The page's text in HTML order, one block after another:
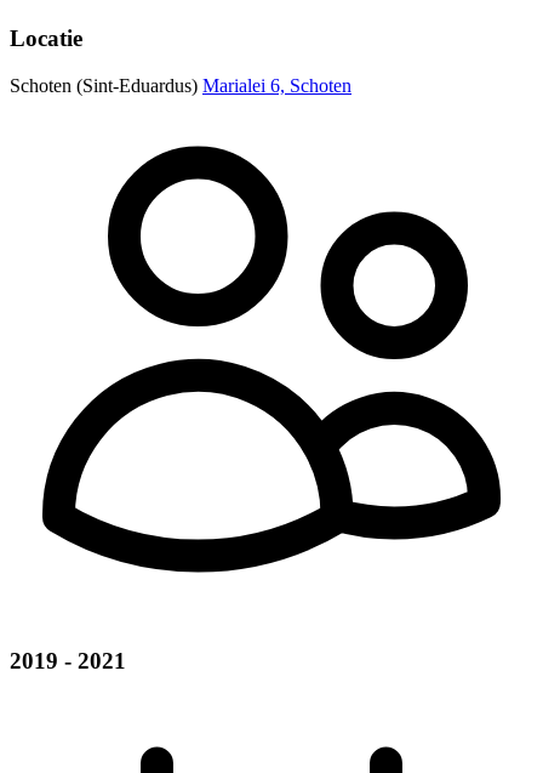
Locatie
Schoten (Sint-Eduardus) Marialei 6, Schoten
2019 - 2021